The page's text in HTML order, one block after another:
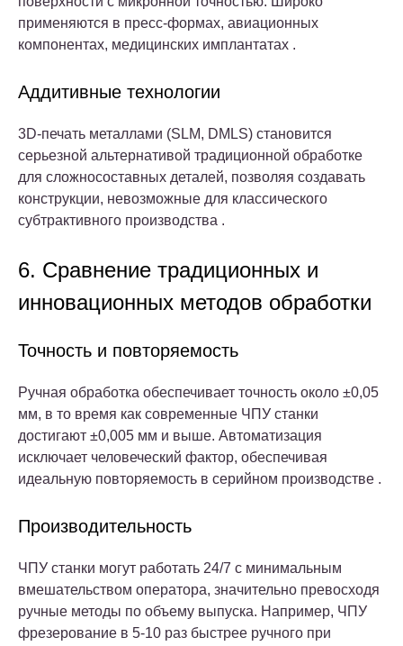
применяются в пресс-формах, авиационных
компонентах, медицинских имплантатах .
Аддитивные технологии
3D-печать металлами (SLM, DMLS) становится
серьезной альтернативой традиционной обработке
для сложносоставных деталей, позволяя создавать
конструкции, невозможные для классического
субтрактивного производства .
6. Сравнение традиционных и
инновационных методов обработки
Точность и повторяемость
Ручная обработка обеспечивает точность около ±0,05
мм, в то время как современные ЧПУ станки
достигают ±0,005 мм и выше. Автоматизация
исключает человеческий фактор, обеспечивая
идеальную повторяемость в серийном производстве .
Производительность
ЧПУ станки могут работать 24/7 с минимальным
вмешательством оператора, значительно превосходя
ручные методы по объему выпуска. Например, ЧПУ
фрезерование в 5-10 раз быстрее ручного при